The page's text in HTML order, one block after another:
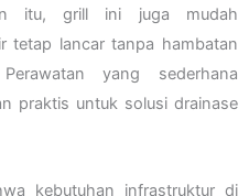
itu, grill ini juga mudah
tetap lancar tanpa hambatan
yang sederhana
praktis untuk solusi drainase
kebutuhan infrastruktur di